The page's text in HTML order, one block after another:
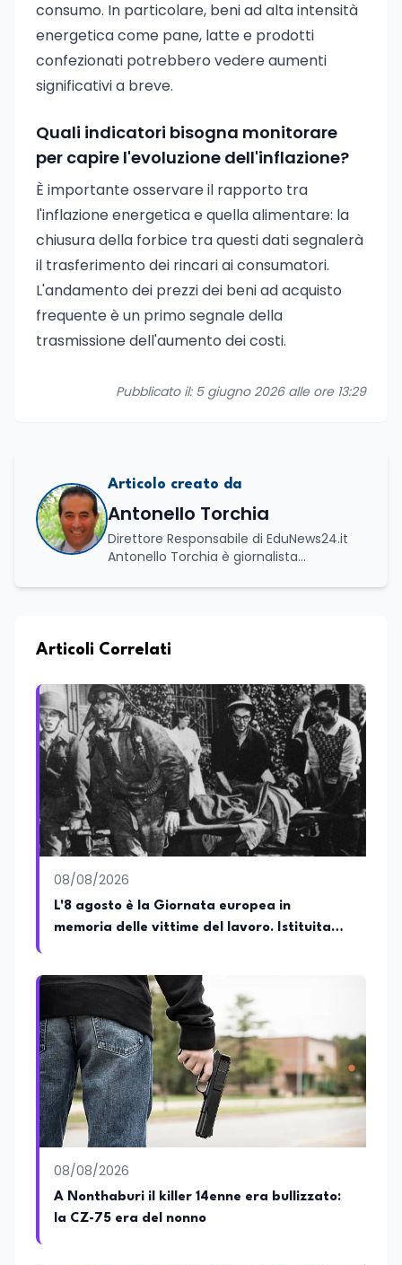
consumo. In particolare, beni ad alta intensità
energetica come pane, latte e prodotti
confezionati potrebbero vedere aumenti
significativi a breve.
Quali indicatori bisogna monitorare
per capire l'evoluzione dell'inflazione?
È importante osservare il rapporto tra
l'inflazione energetica e quella alimentare: la
chiusura della forbice tra questi dati segnalerà
il trasferimento dei rincari ai consumatori.
L'andamento dei prezzi dei beni ad acquisto
frequente è un primo segnale della
trasmissione dell'aumento dei costi.
Pubblicato il: 5 giugno 2026 alle ore 13:29
Articolo creato da
Antonello Torchia
Direttore Responsabile di EduNews24.it
Antonello Torchia è giornalista
con un percorso formativo e
economico, geopolitico, comunicativo e
accademica multidisciplinare: ha
conseguito la Laurea in Economia e
Commercio (quadriennale, Vecchio
Ordinamento), la Laurea Magistrale in
Relazioni Internazionali (LM-52) con la
votazione di 110/110 e lode, e la Laurea
Magistrale in Scienze Geografiche (LM-
80). Un trittico di competenze che gli
consente di leggere i fenomeni
contemporanei con una prospettiva che
abbraccia le dinamiche economiche, le
relazioni tra Stati e le dimensioni spaziali
e territoriali della società. Nel corso della
sua carriera ha maturato una
significativa esperienza nella
testate della carta stampata. Questa
esperienza sul campo gli ha conferito
una padronanza trasversale dei linguaggi
mediatici, dalla televisione al digitale.
Attualmente ricopre il ruolo di Direttore
Responsabile di EduNews24.it, testata
giornalistica online dedicata al mondo
dell'istruzione, della formazione e delle
politiche educative italiane ed europee,
dove cura la linea editoriale e
supervisiona la produzione di contenuti
operatori del settore educativo. È inoltre
docente di Comunicazione presso la
Articoli Correlati
08/08/2026
L'8 agosto è la Giornata europea in
memoria delle vittime del lavoro. Istituita
08/08/2026
A Nonthaburi il killer 14enne era bullizzato:
la CZ-75 era del nonno